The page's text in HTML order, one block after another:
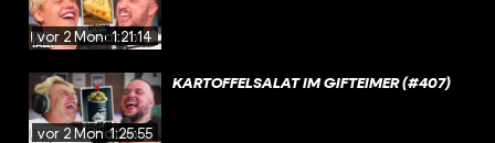
vor 2 Monaten
1:21:14
vor 2 Monaten
1:25:55
KARTOFFELSALAT IM GIFTEIMER (#407)